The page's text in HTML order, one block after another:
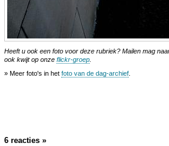
Heeft u ook een foto voor deze rubriek? Mailen mag
ook kwijt op onze flickr-groep
» Meer foto's in het foto van de dag-archief
6 reacties »